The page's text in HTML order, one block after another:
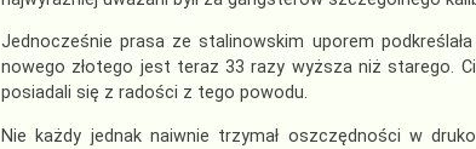
Jednocześnie prasa ze stalinowskim uporem
nowego złotego jest teraz 33 razy wyższa niż starego.
posiadali się z radości z tego powodu.
Nie każdy jednak naiwnie trzymał oszczędności w